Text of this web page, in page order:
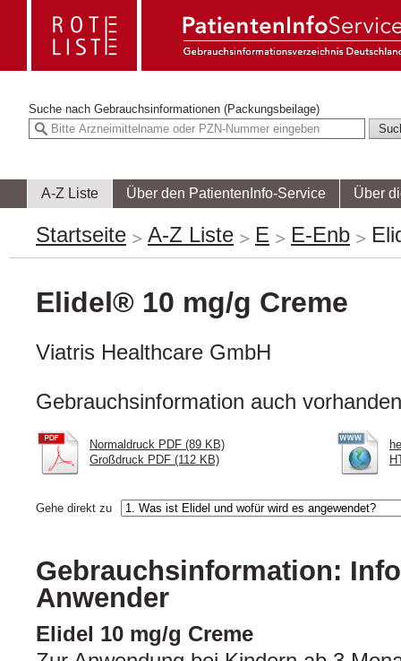
Suche nach Gebrauchsinformationen (Packungsbeilage)
A-Z Liste Über den PatientenInfo-Service Über
Startseite A-Z Liste E E-Enb
Elidel® 10 mg/g Creme
Viatris Healthcare GmbH
Gebrauchsinformation auch
Normaldruck PDF (89 KB)
Großdruck PDF (112 KB)
Gehe direkt zu
Gebrauchsinformation:
Anwender
Elidel 10 mg/g Creme